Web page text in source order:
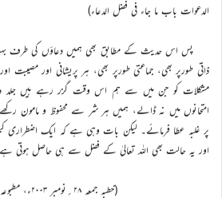
الدعوات باب ما جاء فی فضل الدعاء)
پس اس حدیث کے مطابق بھی ہمیں دعاؤں کی طرف بہت
ذاتی طورپر بھی، جماعتی طورپر بھی، ہر پریشانی اور مصیبت
مشکلات کو جن میں سے ہم اس وقت گزر رہے ہیں جلد دور
امتحانوں میں نہ ڈالے، ہمیں ہر شر سے محفوظ و مامون رکھے۔
پر غلبہ عطا فرمائے۔ لیکن بات وہی ہے کہ ایک اضطراری
اور یہ حالت بھی اللہ تعالیٰ کے فضل سے ہی حاصل ہوتی
(خطبہ جمعہ ۲۸؍نومبر ۲۰۰۳ء، مطبوعہ الفضل انٹرنیشنل۲۳؍ جنوری ۲۰۰۴ء)